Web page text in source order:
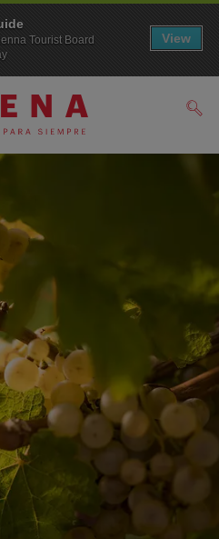
Tourist Board
View